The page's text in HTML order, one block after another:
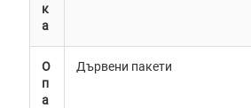
к
а
О
п
а
Дървени пакети